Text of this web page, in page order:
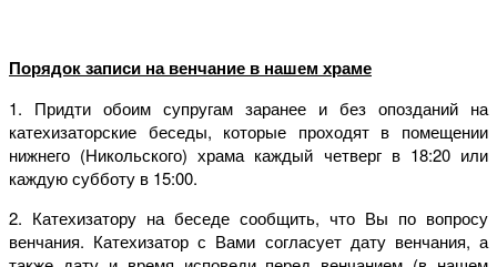
Порядок записи на венчание в нашем храме
1. Придти обоим супругам заранее и без опозданий на
катехизаторские беседы, которые проходят в помещении
нижнего (Никольского) храма каждый четверг в 18:20 или
каждую субботу в 15:00.
2. Катехизатору на беседе сообщить, что Вы по вопросу
венчания. Катехизатор с Вами согласует дату венчания, а